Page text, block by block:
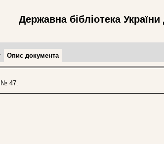
Державна бібліотека
Опис документа
№ 47.